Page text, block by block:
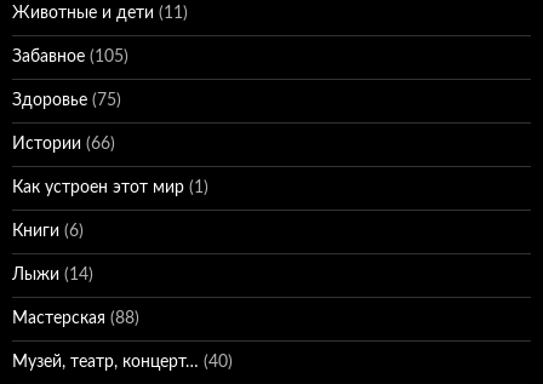
Животные и дети (11)
Забавное (105)
Здоровье (75)
Истории (66)
Как устроен этот мир (1)
Книги (6)
Лыжи (14)
Мастерская (88)
Музей, театр, концерт… (40)